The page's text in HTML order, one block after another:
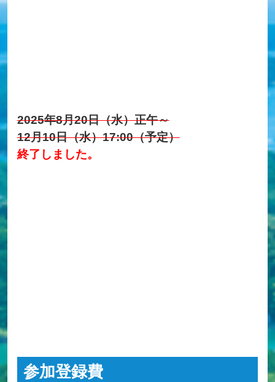
2025年8月20日（水）正午～
12月10日（水）17:00（予定）
終了しました。
参加登録費